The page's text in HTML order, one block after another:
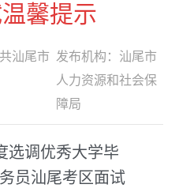
馨提示
汕尾市 发布机构： 汕尾市
人力资源和社会保
障局
选调优秀大学毕
员汕尾考区面试